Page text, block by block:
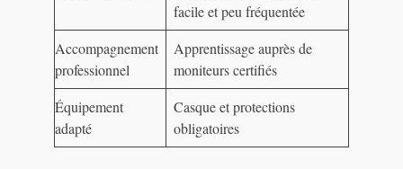
facile et peu fréquentée
Accompagnement
professionnel
Apprentissage auprès de
moniteurs certifiés
Équipement
adapté
Casque et protections
obligatoires